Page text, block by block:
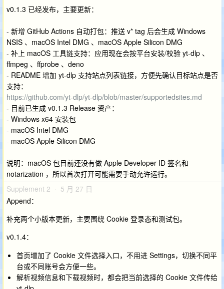
v0.1.3 已经发布，主要更新：
- 新增 GitHub Actions 自动打包：推送 v* tag 后会生成 Windows
NSIS 、macOS Intel DMG 、macOS Apple Silicon DMG
- 补上 macOS 工具链支持：应用现在会按平台安装/校验 yt-dlp 、
ffmpeg 、ffprobe 、deno
- README 增加 yt-dlp 支持站点列表链接，方便先确认目标站点是否
支持：
https://github.com/yt-dlp/yt-dlp/blob/master/supportedsites.md
- 目前已生成 v0.1.3 Release 资产：
- Windows x64 安装包
- macOS Intel DMG
- macOS Apple Silicon DMG
说明：macOS 包目前还没有做 Apple Developer ID 签名和
notarization ，所以首次打开可能需要手动允许运行。
Supplement 2 · 5 月 27 日
Append：
补充两个小版本更新，主要围绕 Cookie 登录态和测试包。
v0.1.4：
首页增加了 Cookie 文件选择入口，不用进 Settings，切换不同平
台或不同账号会方便一些。
解析视频信息和下载视频时，都会把当前选择的 Cookie 文件传给